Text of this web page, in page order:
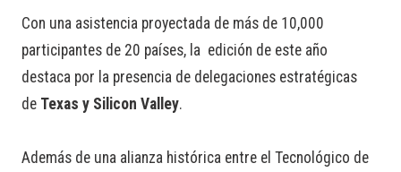
Con una asistencia proyectada de más de 10,000
participantes de 20 países, la edición de este año
destaca por la presencia de delegaciones estratégicas
de Texas y Silicon Valley.
Además de una alianza histórica entre el Tecnológico de